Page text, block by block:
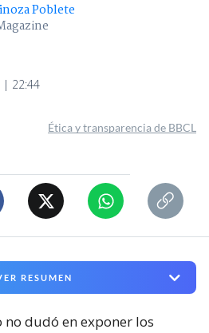
Poblete
| 22:44
Ética y transparencia de BBCL
RESUMEN
dudó en exponer los